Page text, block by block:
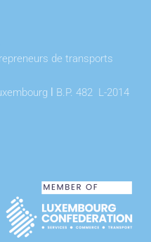
de transports
B.P. 482 L-2014